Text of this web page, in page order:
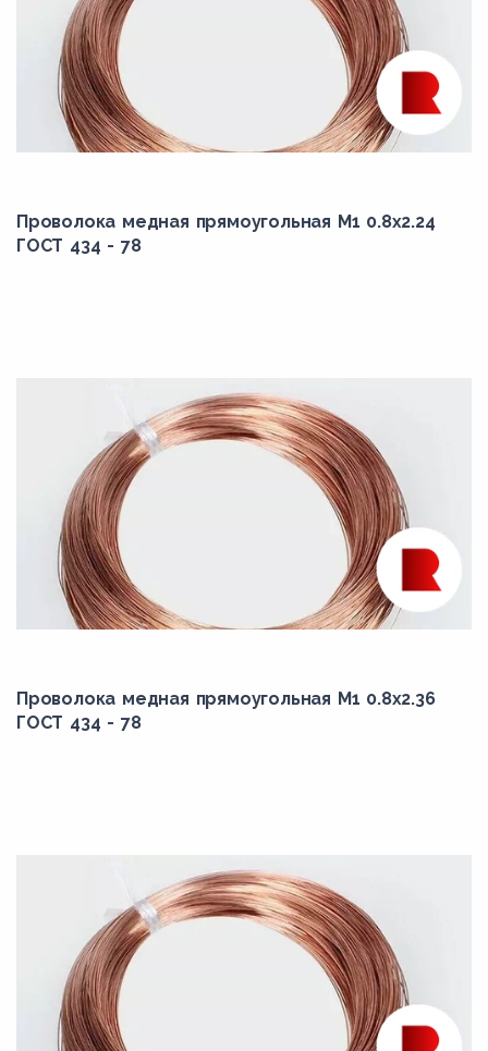
Проволока медная прямоугольная М1 0.8x2.24
ГОСТ 434 - 78
Проволока медная прямоугольная М1 0.8x2.36
ГОСТ 434 - 78